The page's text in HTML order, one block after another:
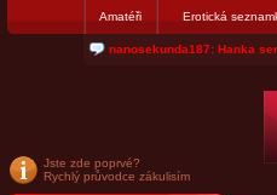
Amatéři Erotická
nanosekunda187: Hanka
Jste zde poprvé?
Rychlý průvodce zákulisím